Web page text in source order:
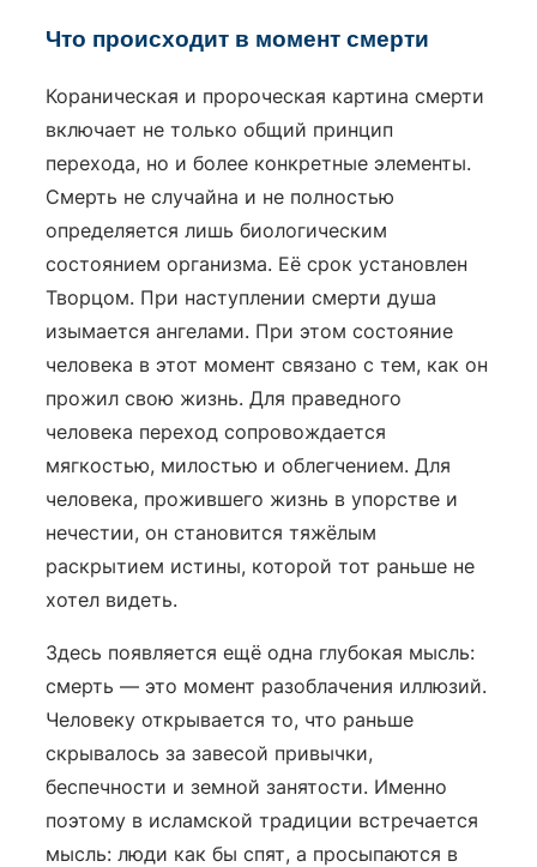
Что происходит в момент смерти
Кораническая и пророческая картина смерти
включает не только общий принцип
перехода, но и более конкретные элементы.
Смерть не случайна и не полностью
определяется лишь биологическим
состоянием организма. Её срок установлен
Творцом. При наступлении смерти душа
изымается ангелами. При этом состояние
человека в этот момент связано с тем, как он
прожил свою жизнь. Для праведного
человека переход сопровождается
мягкостью, милостью и облегчением. Для
человека, прожившего жизнь в упорстве и
нечестии, он становится тяжёлым
раскрытием истины, которой тот раньше не
хотел видеть.
Здесь появляется ещё одна глубокая мысль:
смерть — это момент разоблачения иллюзий.
Человеку открывается то, что раньше
скрывалось за завесой привычки,
беспечности и земной занятости. Именно
поэтому в исламской традиции встречается
мысль: люди как бы спят, а просыпаются в